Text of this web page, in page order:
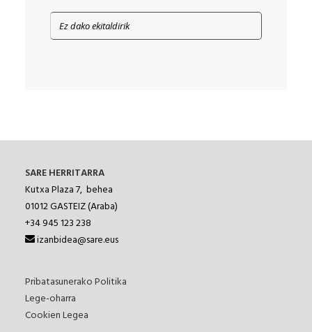
Ez dako ekitaldirik
SARE HERRITARRA
Kutxa Plaza 7, behea
01012GASTEIZ (Araba)
+34 945 123 238
izanbidea@sare.eus
Pribatasunerako Politika
Lege-oharra
Cookien Legea